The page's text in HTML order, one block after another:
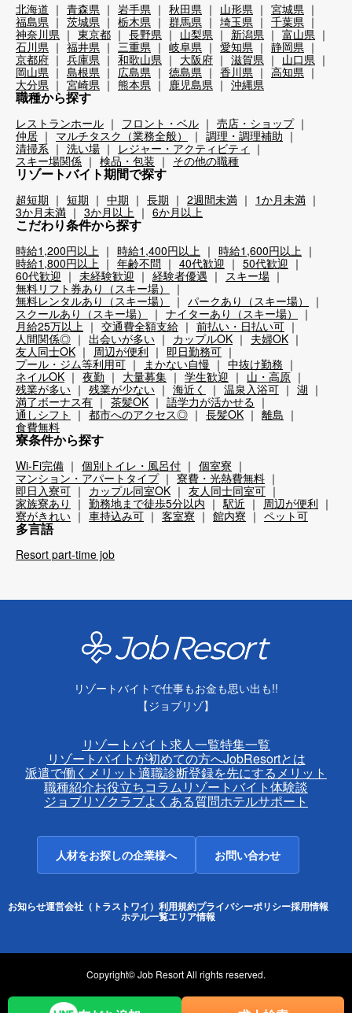
北海道 青森県 岩手県 秋田県 山形県
宮城県
福島県
茨城県 栃木県 群馬県 埼玉県
千葉県
神奈川県
東京都 長野県 山梨県 新潟県
富山県
石川県
福井県 三重県 岐阜県 愛知県
静岡県
京都府
兵庫県 和歌山県 大阪府 滋賀県
山口県
岡山県
島根県 広島県 徳島県 香川県
高知県
大分県
宮崎県 熊本県 鹿児島県 沖縄県
職種から探す
レストランホール フロント・ベル
売店・ショップ
仲居
マルチタスク（業務全般）
調理・調理補助
清掃系
洗い場
レジャー・アクティビティ
スキー場関係
検品・包装 その他の職種
リゾートバイト期間で探す
超短期 短期 中期 長期 2週間未満
1か月未満
3か月未満
3か月以上 6か月以上
こだわり条件から探す
時給1,200円以上 時給1,400円以上
時給1,600円以上
時給1,800円以上
年齢不問 40代歓迎
50代歓迎
60代歓迎
未経験歓迎 経験者優遇
スキー場
無料リフト券あり（スキー場）
無料レンタルあり（スキー場）
パークあり（スキー場）
スクールあり（スキー場）
ナイターあり（スキー場）
月給25万以上
交通費全額支給
前払い・日払い可
人間関係◎
出会いが多い カップルOK
夫婦OK
友人同士OK
周辺が便利
即日勤務可
プール・ジム等利用可
まかない自慢
中抜け勤務
ネイルOK
夜勤 大量募集 学生歓迎
山・高原
残業が多い
残業が少ない 海近く 温泉入浴可
湖
満了ボーナス有
茶髪OK
語学力が活かせる
通しシフト
都市へのアクセス◎ 長髪OK
離島
食費無料
寮条件から探す
Wi-Fi完備 個別トイレ・風呂付
個室寮
マンション・アパートタイプ
寮費・光熱費無料
即日入寮可
カップル同室OK
友人同士同室可
家族寮あり
勤務地まで徒歩5分以内 駅近
周辺が便利
寮がきれい
車持込み可 客室寮 館内寮 ペット可
多言語
Resort part-time job
リゾートバイトで仕事もお金も思い出も!!
【ジョブリゾ】
リゾートバイト求人一覧特集一覧
リゾートバイトが初めての方へJobResortとは
派遣で働くメリット適職診断登録を先にするメリット
職種紹介お役立ちコラムリゾートバイト体験談
ジョブリゾクラブよくある質問ホテルサポート
人材をお探しの企業様へ お問い合わせ
お知らせ運営会社（トラストワイ） 利用規約プライバシーポリシー採用情報
ホテル一覧エリア情報
Copyright© Job Resort All rights reserved.